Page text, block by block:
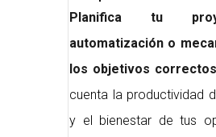
Planifica tu
automatización o
los objetivos
cuenta la productividad
y el bienestar de tus